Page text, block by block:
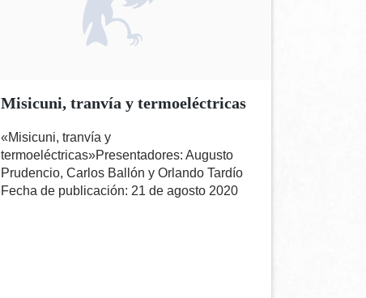
Misicuni, tranvía y termoeléctricas
«Misicuni, tranvía y
termoeléctricas»Presentadores: Augusto
Prudencio, Carlos Ballón y Orlando Tardío
Fecha de publicación: 21 de agosto 2020